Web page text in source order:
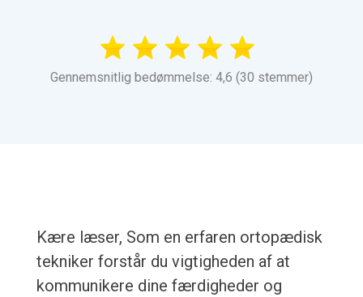
Gennemsnitlig bedømmelse: 4,6 (30 stemmer)
Kære læser, Som en erfaren ortopædisk
tekniker forstår du vigtigheden af at
kommunikere dine færdigheder og